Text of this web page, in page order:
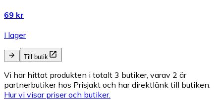
69 kr
I lager
Till butik
Vi har hittat produkten i totalt 3 butiker, varav 2 är
partnerbutiker hos Prisjakt och har direktlänk till butiken.
Hur vi visar priser och butiker.